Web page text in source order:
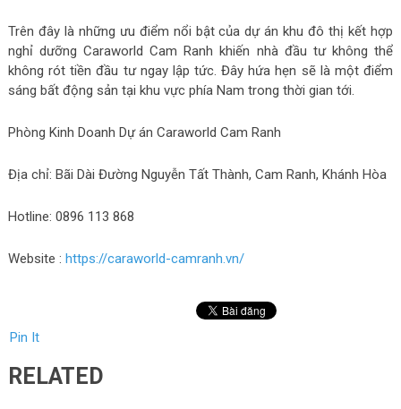
Trên đây là những ưu điểm nổi bật của dự án khu đô thị kết hợp
nghỉ dưỡng Caraworld Cam Ranh khiến nhà đầu tư không thể
không rót tiền đầu tư ngay lập tức. Đây hứa hẹn sẽ là một điểm
sáng bất động sản tại khu vực phía Nam trong thời gian tới.
Phòng Kinh Doanh Dự án Caraworld Cam Ranh
Địa chỉ: Bãi Dài Đường Nguyễn Tất Thành, Cam Ranh, Khánh Hòa
Hotline: 0896 113 868
Website : https://caraworld-camranh.vn/
Pin It
RELATED